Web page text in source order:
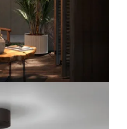
Marken
Ratgeber
Sale